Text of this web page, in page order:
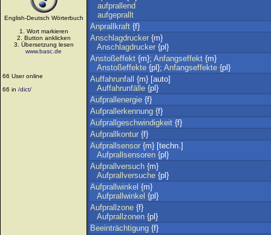
English-Deutsch Wörterbuch
1. Wort markieren
2. Button anklicken
3. Übersetzung lesen
www.basc.de
66 User online
66 in /dict/
aufprallend
aufgeprallt
Anprallkraft {f}
Anschlagdrucker {m}
Anschlagdrucker {pl}
Anstoßeffekt {m}; Anfangseffekt {m}
Anstoßeffekte {pl}; Anfangseffekte {pl}
Auffahrunfall {m} [auto]
Auffahrunfälle {pl}
Aufprallenergie {f}
Aufprallerkennung {f}
Aufprallgeschwindigkeit {f}
Aufprallkontur {f}
Aufprallsensor {m} [techn.]
Aufprallsensoren {pl}
Aufprallversuch {m}
Aufprallversuche {pl}
Aufprallwinkel {m}
Aufprallwinkel {pl}
Aufprallzone {f}
Aufprallzonen {pl}
Beeinträchtigung {f}